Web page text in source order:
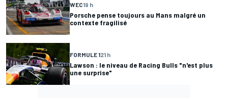
WEC19 h
Porsche pense toujours au Mans malgré un
contexte fragilisé
FORMULE 121 h
Lawson : le niveau de Racing Bulls "n'est plus
une surprise"